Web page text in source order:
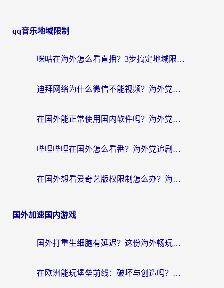
qq音乐地域限制
咪咕在海外怎么看直播？3步搞定地域限制，还能畅看腾讯视频与国内热剧
迪拜网络为什么微信不能视频？海外党必看的回国加速全攻略
在国外能正常使用国内软件吗？海外党亲测有效的无缝访问指南
哔哩哔哩在国外怎么看番？海外党追剧看片的终极解决方案
在国外想看爱奇艺版权限制怎么办？海外华人必看的追剧自由指南
国外加速国内游戏
国外打重生细胞有延迟？这份海外畅玩国服游戏加速器终极指南请收好
在欧洲能玩堡垒前线：破坏与创造吗？海外党国服游戏不卡顿的秘密